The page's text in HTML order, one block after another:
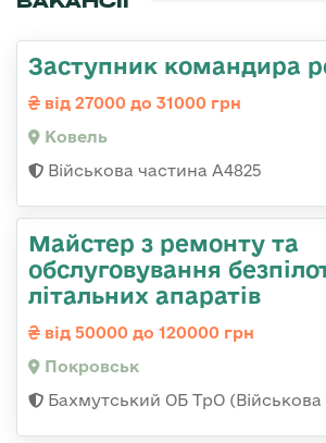
Заступник командира
від 27000 до 31000 грн
Ковель
Військова частина А4825
Майстер з ремонту та
обслуговування
літальних апаратів
від 50000 до 120000 грн
Покровськ
Бахмутський ОБ ТрО (Військова